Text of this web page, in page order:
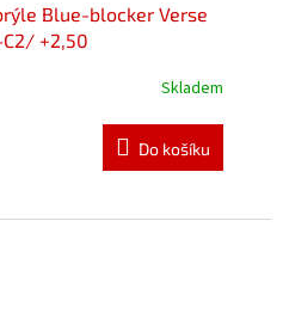
Blue-blocker Verse
+2,50
Skladem
Do košíku